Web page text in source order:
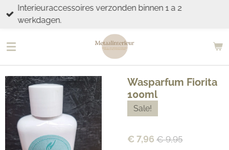
Ga
direct
de
Interieuraccessoires verzonden binnen 1 a 2
werkdagen.
Wasparfum Fiorita
100ml
Sale!
€ 7,96 € 9,95